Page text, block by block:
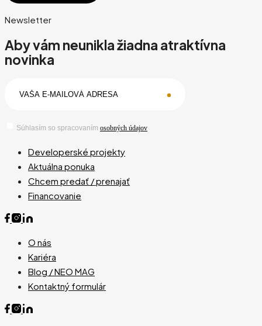
Newsletter
Aby vám neunikla žiadna atraktívna
novinka
Súhlasím so spracovaním osobných údajov
Developerské projekty
Aktuálna ponuka
Chcem predať / prenajať
Financovanie
O nás
Kariéra
Blog / NEO MAG
Kontaktný formulár